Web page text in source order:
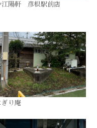
江陽軒 彦根駅前店
ぎり庵